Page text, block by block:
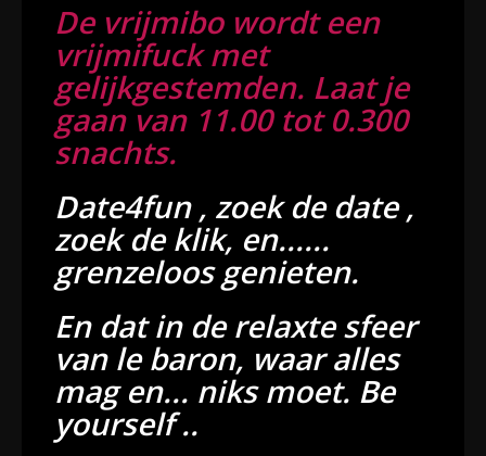
De vrijmibo wordt een
vrijmifuck met
gelijkgestemden. Laat je
gaan van 11.00 tot 0.300
snachts.
Date4fun , zoek de date ,
zoek de klik, en......
grenzeloos genieten.
En dat in de relaxte sfeer
van le baron, waar alles
mag en... niks moet. Be
yourself ..